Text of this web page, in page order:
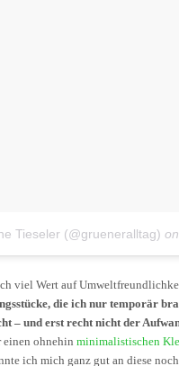
Tieseler (@grueneralltag) on
viel Wert auf
die ich nur temporär
– und erst recht nicht der
ohnehin minimalistischen
ich mich ganz gut an diese